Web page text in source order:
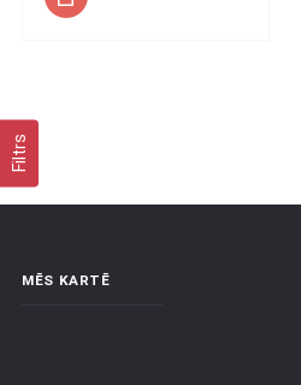
Filtrs
MĒS KARTĒ